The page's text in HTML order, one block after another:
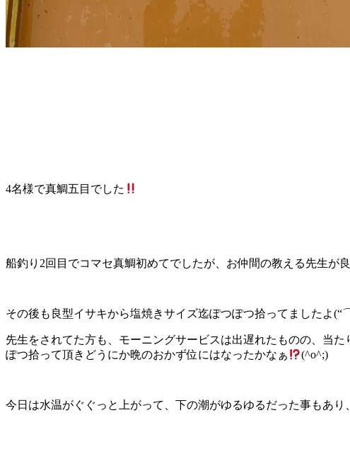
4名様で真鯛五目でした
船釣り2回目でコマセ真鯛初めてでしたが、お仲間の教える先生が
その後も良型イサキから塩焼きサイズ迄ぽつぽつ拾ってましたよ
先生をされてた方も、モーニングサービスは出遅れたものの、当
ぽつ拾って頂きどうにか晩のおかず位にはなったかなぁ
(^o^;)
今日は水温がぐぐっと上がって、下の潮がゆるゆるだった事もあ